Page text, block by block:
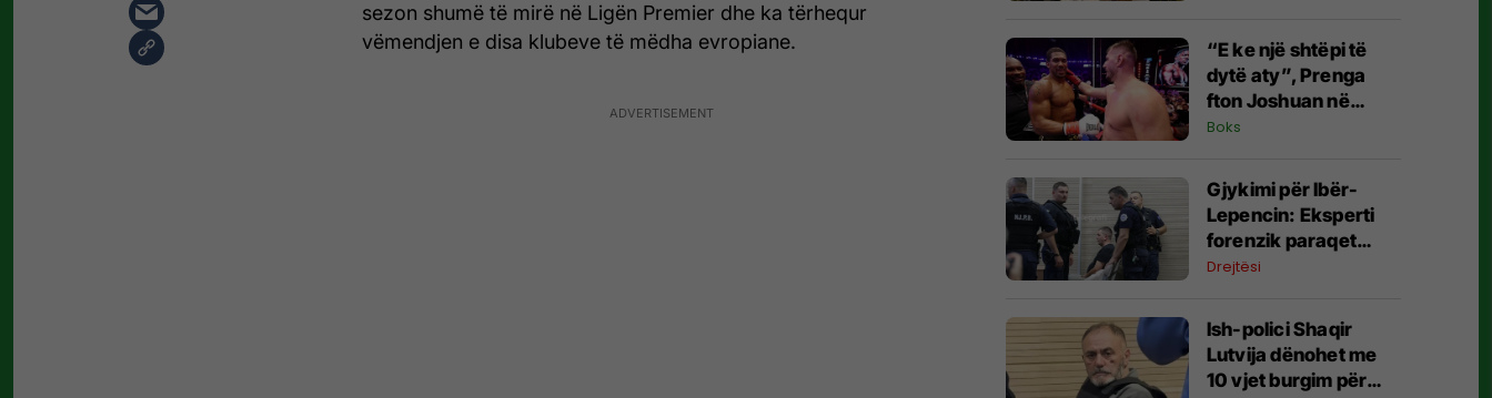
sezon shumë të mirë në Ligën Premier dhe ka tërhequr
vëmendjen e disa klubeve të mëdha evropiane.
“E ke një shtëpi të
dytë aty”, Prenga
fton Joshuan në
Shqipëri – britaniku
Boks
​Gjykimi për Ibër-
Lepencin: Eksperti
forenzik paraqet
gjetjet e analizës së
Drejtësi
Ish-polici Shaqir
Lutvija dënohet me
10 vjet burgim për